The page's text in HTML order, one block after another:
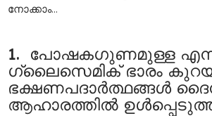
നോക്കാം…
1. പോഷകഗുണമുള്ള
ഗ്ലൈസെമിക് ഭാരം
ഭക്ഷണപദാര്‍ത്ഥങ്ങള്‍
ആഹാരത്തില്‍